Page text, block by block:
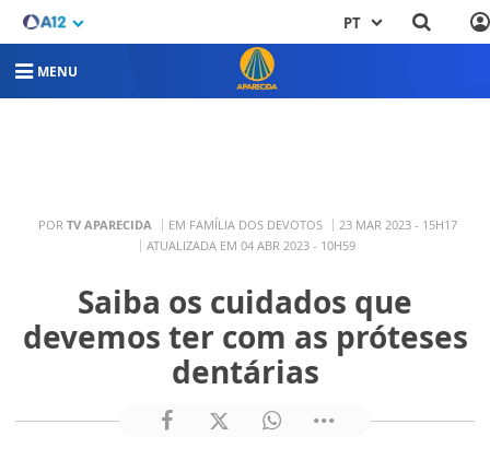
PT
MENU
POR TV APARECIDA EM FAMÍLIA DOS DEVOTOS
23 MAR 2023 - 15H17
ATUALIZADA EM 04 ABR 2023 - 10H59
Saiba os cuidados que
devemos ter com as próteses
dentárias